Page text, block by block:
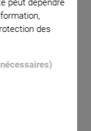
peut dépendre
des